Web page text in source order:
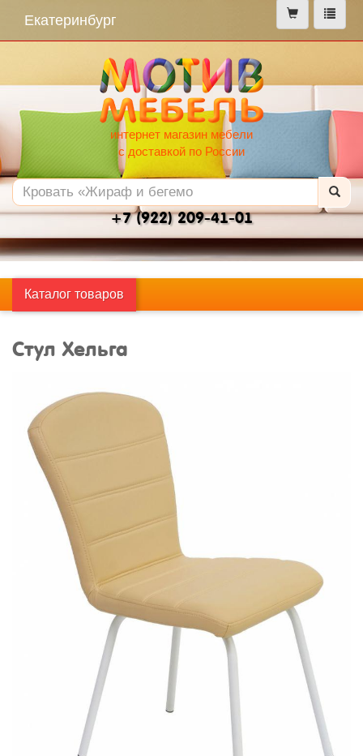
меню
Екатеринбург
интернет магазин мебели
с доставкой по России
+7 (922) 209-41-01
Каталог товаров
Стул Хельга